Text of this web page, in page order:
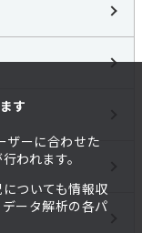
す
ザーに合わせた
われます。
ついても情報収
ータ解析の各パ